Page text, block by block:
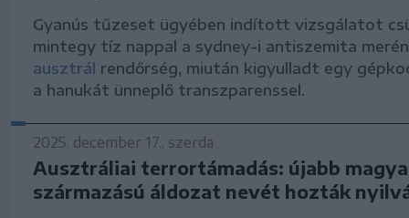
Gyanús tűzeset ügyében indított vizsgálatot
mintegy tíz nappal a sydney-i antiszemita
ausztrál rendőrség, miután kigyulladt egy
a hanukát ünneplő transzparenssel.
2025. december 17., szerda
Ausztráliai terrortámadás: újabb
származású áldozat nevét hozták